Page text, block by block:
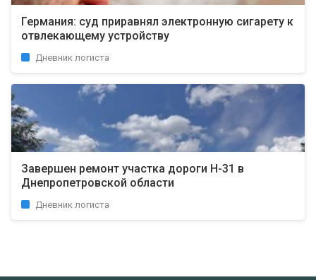
Германия: суд приравнял электронную сигарету к
отвлекающему устройству
Дневник логиста
Завершен ремонт участка дороги Н-31 в
Днепропетровской области
Дневник логиста